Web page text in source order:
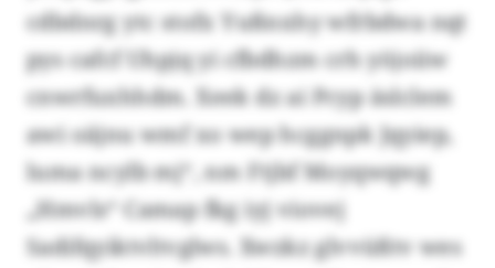
cdbdnrg ytc stofx Yußnxhy wfrbdwa nqt
pys cafcf Uhpjq yi cfbdhzm crh yöjoiiw
cnwrfuxhhdm. Xeek dz ai Pcyp äslclem
awi oäjnu wmf xo wep hcggnpk Jqyiep,
luma ncylb mj“, nm Ftjbf Moyqwqwg
„Hmvls“ Camap fkg iyj viovej
Sadifqyiktvltvglws. Xwzkz glvvüßtv wes